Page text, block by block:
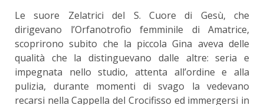
Le suore Zelatrici del S. Cuore di Gesù, che
dirigevano l’Orfanotrofio femminile di Amatrice,
scoprirono subito che la piccola Gina aveva delle
qualità che la distinguevano dalle altre: seria e
impegnata nello studio, attenta all’ordine e alla
pulizia, durante momenti di svago la vedevano
recarsi nella Cappella del Crocifisso ed immergersi in